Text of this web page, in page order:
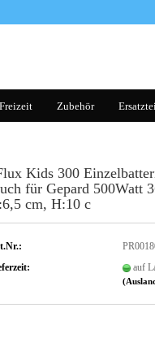
Zubehör
Brillen
Handschuhe
Helme
Gepäcksysteme
Kids 300
für Gepard 500Watt
cm, H:10 c
auf